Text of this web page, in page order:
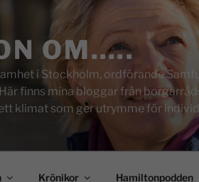
OM…..
i Stockholm, ordförande
finns mina bloggar från
klimat som ger utrymme för
Krönikor Hamiltonpodden